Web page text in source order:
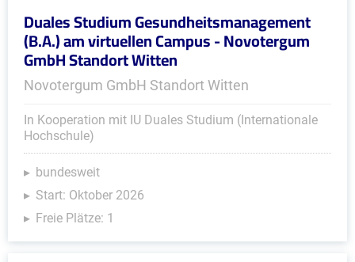
Duales Studium Gesundheitsmanagement
(B.A.) am virtuellen Campus - Novotergum
GmbH Standort Witten
Novotergum GmbH Standort Witten
In Kooperation mit IU Duales Studium (Internationale
Hochschule)
bundesweit
Start: Oktober 2026
Freie Plätze: 1